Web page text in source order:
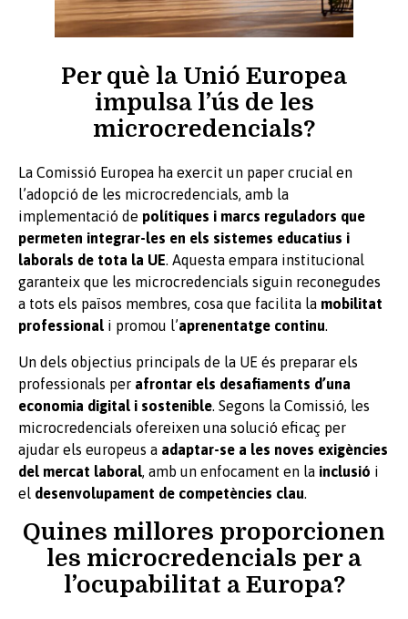
Per què la Unió Europea
impulsa l’ús de les
microcredencials?
La Comissió Europea ha exercit un paper crucial en
l’adopció de les microcredencials, amb la
implementació de polítiques i marcs reguladors que
permeten integrar-les en els sistemes educatius i
laborals de tota la UE. Aquesta empara institucional
garanteix que les microcredencials siguin reconegudes
a tots els països membres, cosa que facilita la mobilitat
professional i promou l’aprenentatge continu.
Un dels objectius principals de la UE és preparar els
professionals per afrontar els desafiaments d’una
economia digital i sostenible. Segons la Comissió, les
microcredencials ofereixen una solució eficaç per
ajudar els europeus a adaptar-se a les noves exigències
del mercat laboral, amb un enfocament en la inclusió i
el desenvolupament de competències clau.
Quines millores proporcionen
les microcredencials per a
l’ocupabilitat a Europa?